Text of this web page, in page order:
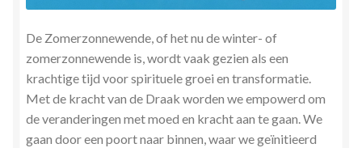
De Zomerzonnewende, of het nu de winter- of
zomerzonnewende is, wordt vaak gezien als een
krachtige tijd voor spirituele groei en transformatie.
Met de kracht van de Draak worden we empowerd om
de veranderingen met moed en kracht aan te gaan. We
gaan door een poort naar binnen, waar we geïnitieerd